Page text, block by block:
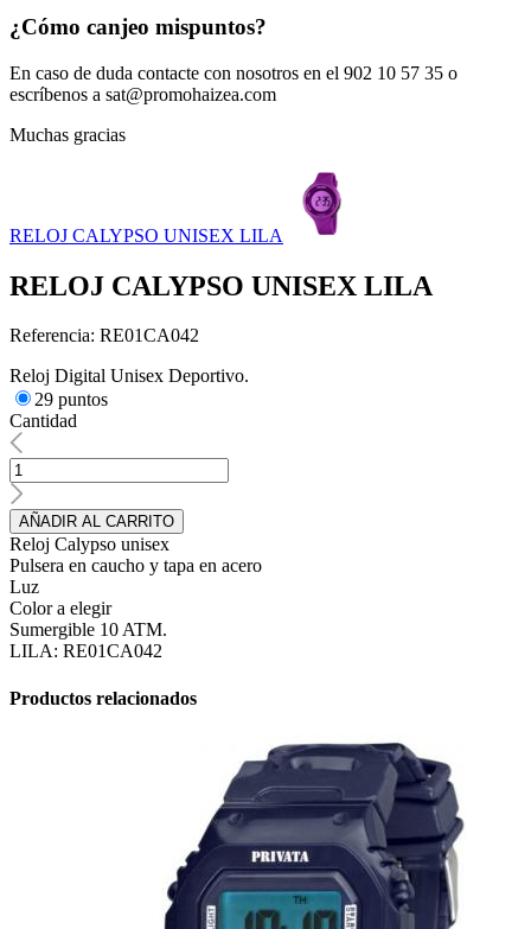
¿Cómo canjeo mispuntos?
En caso de duda contacte con nosotros en el 902 10 57 35 o
escríbenos a sat@promohaizea.com
Muchas gracias
RELOJ CALYPSO UNISEX LILA
RELOJ CALYPSO UNISEX LILA
Referencia: RE01CA042
Reloj Digital Unisex Deportivo.
29 puntos
Cantidad
AÑADIR AL CARRITO
Reloj Calypso unisex
Pulsera en caucho y tapa en acero
Luz
Color a elegir
Sumergible 10 ATM.
LILA: RE01CA042
Productos relacionados